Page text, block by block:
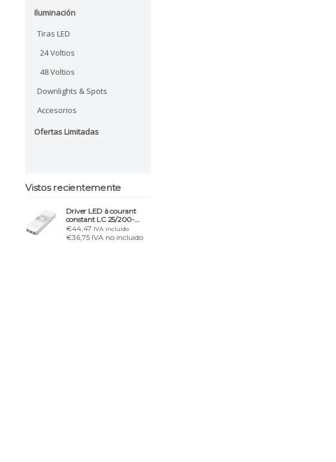
Iluminación
Tiras LED
24 Voltios
48 Voltios
Downlights & Spots
Accesorios
Ofertas Limitadas
Vistos recientemente
Driver LED à courant
constant LC 25/200-
600/54 o4a NF SR EXC4
€44,47 IVA incluido
€36,75 IVA no incluido